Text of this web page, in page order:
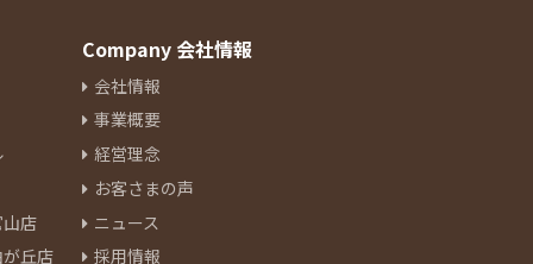
店
丘店
Company 会社情報
会社情報
事業概要
経営理念
お客さまの声
ニュース
採用情報